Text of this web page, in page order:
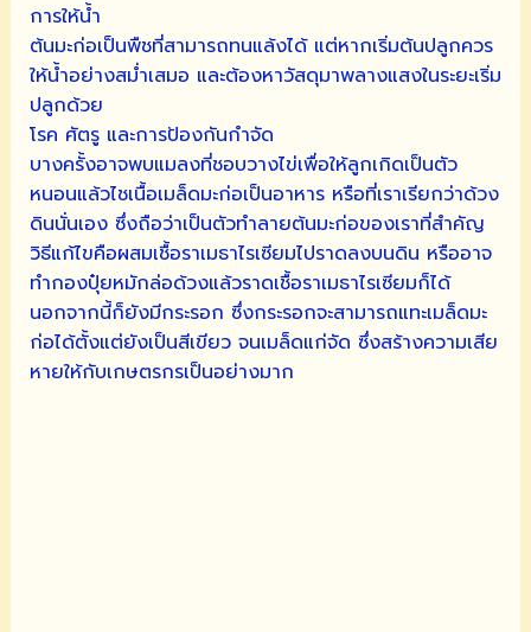
การให้น้ำ
ต้นมะก่อเป็นพืชที่สามารถทนแล้งได้ แต่หากเริ่มต้นปลูกควร
ให้น้ำอย่างสม่ำเสมอ และต้องหาวัสดุมาพลางแสงในระยะเริ่ม
ปลูกด้วย
โรค ศัตรู และการป้องกันกำจัด
บางครั้งอาจพบแมลงที่ชอบวางไข่เพื่อให้ลูกเกิดเป็นตัว
หนอนแล้วไชเนื้อเมล็ดมะก่อเป็นอาหาร หรือที่เราเรียกว่าด้วง
ดินนั่นเอง ซึ่งถือว่าเป็นตัวทำลายต้นมะก่อของเราที่สำคัญ
วิธีแก้ไขคือผสมเชื้อราเมธาไรเซียมไปราดลงบนดิน หรืออาจ
ทำกองปุ๋ยหมักล่อด้วงแล้วราดเชื้อราเมธาไรเซียมก็ได้
นอกจากนี้ก็ยังมีกระรอก ซึ่งกระรอกจะสามารถแทะเมล็ดมะ
ก่อได้ตั้งแต่ยังเป็นสีเขียว จนเมล็ดแก่จัด ซึ่งสร้างความเสีย
หายให้กับเกษตรกรเป็นอย่างมาก